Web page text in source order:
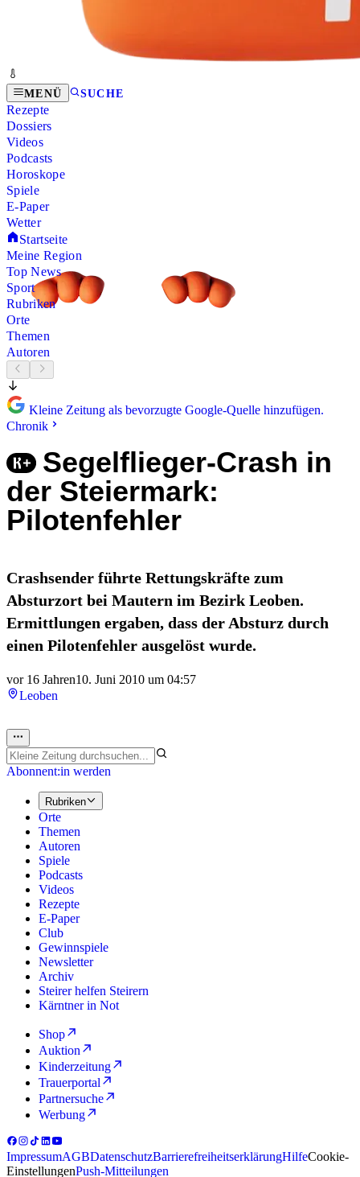
MENÜ SUCHE
Rezepte
Dossiers
Videos
Podcasts
Horoskope
Spiele
E-Paper
Wetter
Startseite
Meine Region
Top News
Sport
Rubriken
Orte
Themen
Autoren
Kleine Zeitung als bevorzugte Google-Quelle hinzufügen.
Chronik
Segelflieger-Crash in
der Steiermark:
Pilotenfehler
Crashsender führte Rettungskräfte zum
Absturzort bei Mautern im Bezirk Leoben.
Ermittlungen ergaben, dass der Absturz durch
einen Pilotenfehler ausgelöst wurde.
vor 16 Jahren10. Juni 2010 um 04:57
Leoben
Abonnent:in werden
Rubriken
Orte
Themen
Autoren
Spiele
Podcasts
Videos
Rezepte
E-Paper
Club
Gewinnspiele
Newsletter
Archiv
Steirer helfen Steirern
Kärntner in Not
Shop
Auktion
Kinderzeitung
Trauerportal
Partnersuche
Werbung
ImpressumAGBDatenschutzBarrierefreiheitserklärungHilfeCookie-
EinstellungenPush-Mitteilungen